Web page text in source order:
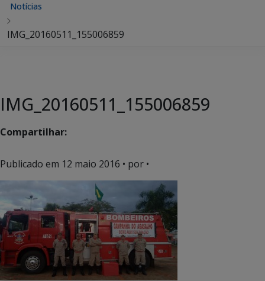
Notícias
IMG_20160511_155006859
IMG_20160511_155006859
Compartilhar:
Publicado em 12 maio 2016 • por •